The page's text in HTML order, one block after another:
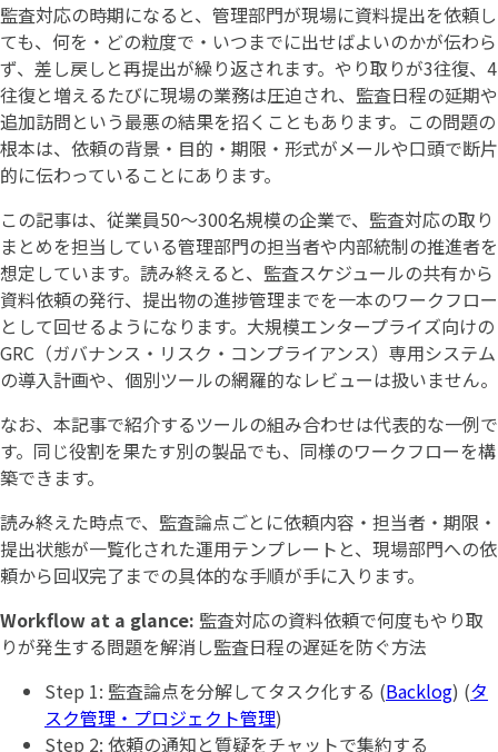
監査対応の時期になると、管理部門が現場に資料提出を依頼し
ても、何を・どの粒度で・いつまでに出せばよいのかが伝わら
ず、差し戻しと再提出が繰り返されます。やり取りが3往復、4
往復と増えるたびに現場の業務は圧迫され、監査日程の延期や
追加訪問という最悪の結果を招くこともあります。この問題の
根本は、依頼の背景・目的・期限・形式がメールや口頭で断片
的に伝わっていることにあります。
この記事は、従業員50〜300名規模の企業で、監査対応の取り
まとめを担当している管理部門の担当者や内部統制の推進者を
想定しています。読み終えると、監査スケジュールの共有から
資料依頼の発行、提出物の進捗管理までを一本のワークフロー
として回せるようになります。大規模エンタープライズ向けの
GRC（ガバナンス・リスク・コンプライアンス）専用システム
の導入計画や、個別ツールの網羅的なレビューは扱いません。
なお、本記事で紹介するツールの組み合わせは代表的な一例で
す。同じ役割を果たす別の製品でも、同様のワークフローを構
築できます。
読み終えた時点で、監査論点ごとに依頼内容・担当者・期限・
提出状態が一覧化された運用テンプレートと、現場部門への依
頼から回収完了までの具体的な手順が手に入ります。
Workflow at a glance: 監査対応の資料依頼で何度もやり取
りが発生する問題を解消し監査日程の遅延を防ぐ方法
Step 1: 監査論点を分解してタスク化する (Backlog) (タ
スク管理・プロジェクト管理)
Step 2: 依頼の通知と質疑をチャットで集約する